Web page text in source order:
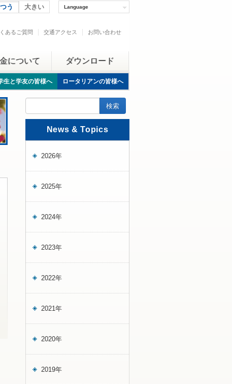
う 大きい Language
あるご質問 交通アクセス お問い合わせ
について ダウンロード
生と学友の皆様へ ロータリアンの皆様へ
News & Topics
2026年
2025年
2024年
2023年
2022年
2021年
2020年
2019年